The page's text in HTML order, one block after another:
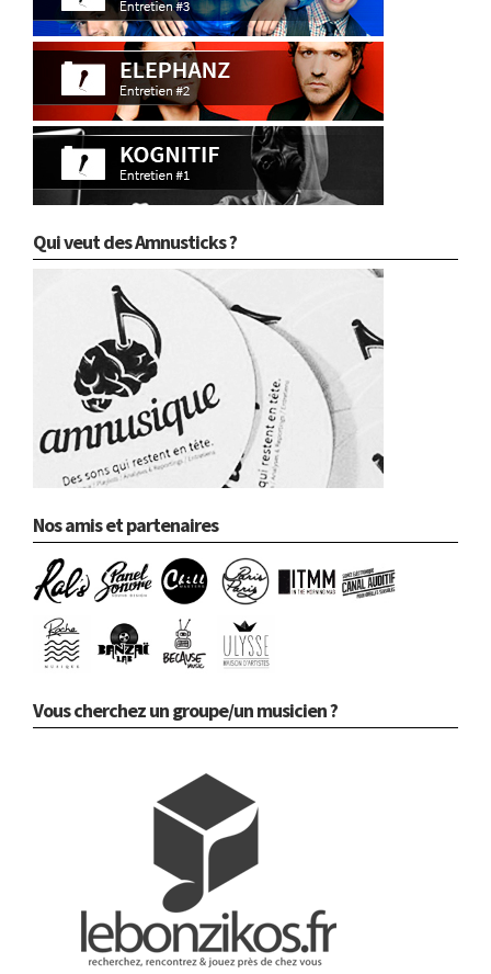
Qui veut des Amnusticks ?
Nos amis et partenaires
Vous cherchez un groupe/un musicien ?